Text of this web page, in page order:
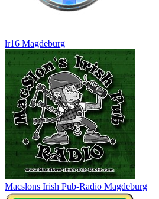
lr16 Magdeburg
Macslons Irish Pub-Radio Magdeburg